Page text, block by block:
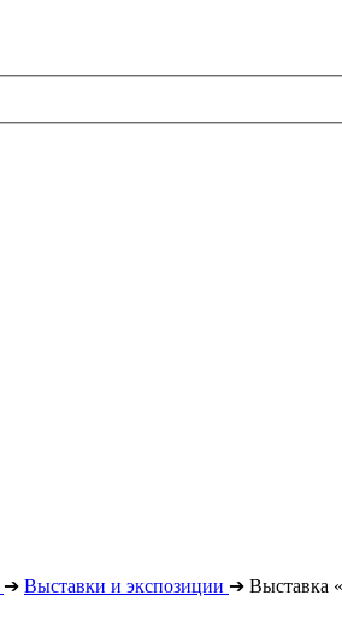
➔ Выставки и экспозиции ➔ Выставка